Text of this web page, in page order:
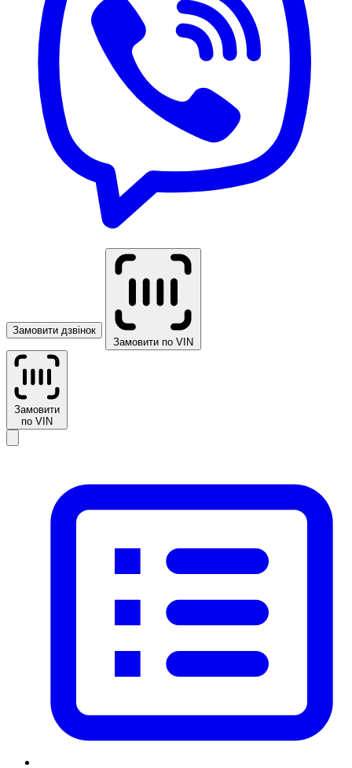
Замовити дзвінок
Замовити по VIN
Замовити
по VIN